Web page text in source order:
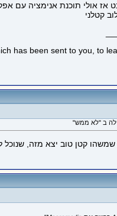
אז אולי תוכנת אנימציה עם
has been sent to you, to
קטן טוב יצא מזה, שנוכל